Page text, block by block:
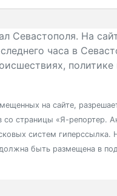
Севастополя. На
часа в
политике
на сайте,
страницы «Я-репортер.
систем гиперссылка.
быть размещена в